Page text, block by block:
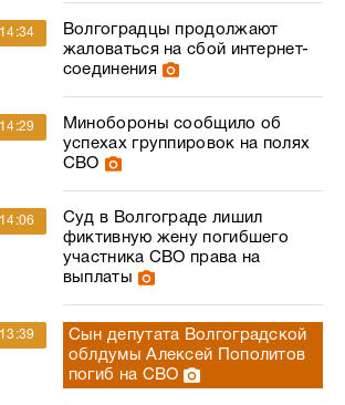
14:34
Волгоградцы продолжают
жаловаться на сбой интернет-
соединения
14:29
Минобороны сообщило об
успехах группировок на полях
СВО
14:06
Суд в Волгограде лишил
фиктивную жену погибшего
участника СВО права на
выплаты
13:39
Сын депутата Волгоградской
облдумы Алексей Пополитов
погиб на СВО